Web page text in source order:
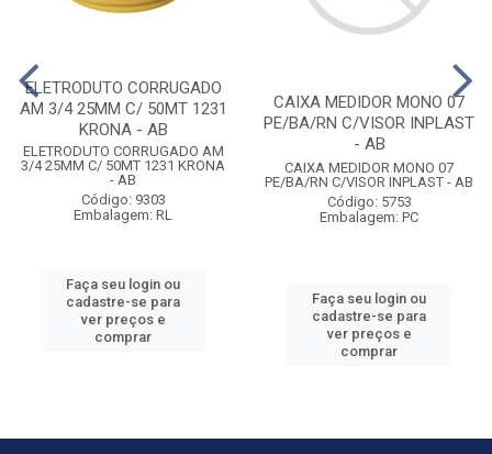
ELETRODUTO CORRUGADO
AM 3/4 25MM C/ 50MT 1231
KRONA - AB
ELETRODUTO CORRUGADO AM
3/4 25MM C/ 50MT 1231 KRONA
- AB
Código: 9303
Embalagem: RL
Faça seu login ou
cadastre-se para
ver preços e
comprar
CAIXA MEDIDOR MONO 07
PE/BA/RN C/VISOR INPLAST
- AB
CAIXA MEDIDOR MONO 07
PE/BA/RN C/VISOR INPLAST - AB
Código: 5753
Embalagem: PC
Faça seu login ou
cadastre-se para
ver preços e
comprar